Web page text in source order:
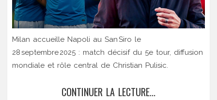
Milan accueille Napoli au San Siro le
28 septembre 2025 : match décisif du 5e tour, diffusion
mondiale et rôle central de Christian Pulisic.
CONTINUER LA LECTURE...